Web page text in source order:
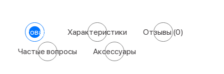
О товаре Характеристики Отзывы(0)
Частые вопросы Аксессуары